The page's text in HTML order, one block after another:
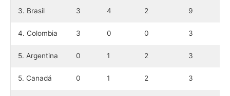
3. Brasil 3 4 2 9
4. Colombia 3 0 0 3
5. Argentina 0 1 2 3
5. Canadá 0 1 2 3